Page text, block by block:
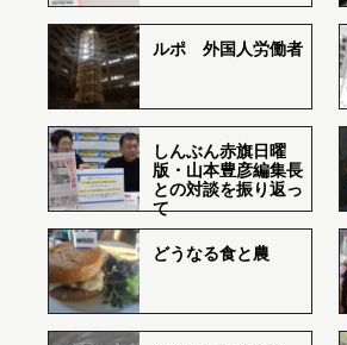
ルポ 外国人労働者
しんぶん赤旗日曜
版・山本豊彦編集長
との対談を振り返っ
て
どうなる食と農